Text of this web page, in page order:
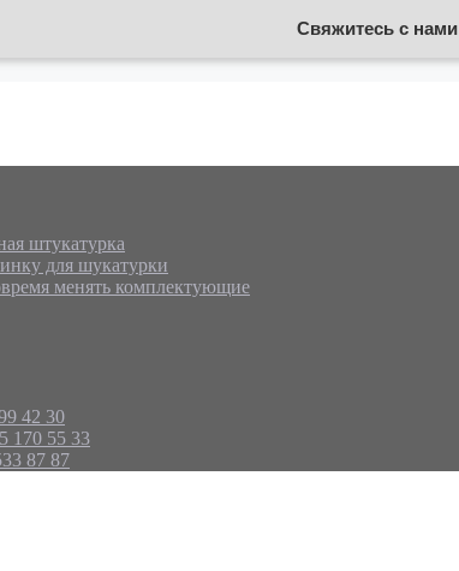
Свяжитесь с нами
штукатурка
для шукатурки
менять комплектующие
42 30
170 55 33
87 87